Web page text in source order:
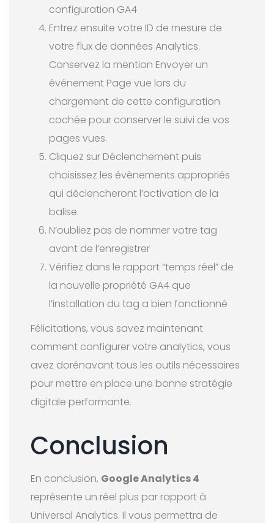
configuration GA4
Entrez ensuite votre ID de mesure de
votre flux de données Analytics.
Conservez la mention Envoyer un
événement Page vue lors du
chargement de cette configuration
cochée pour conserver le suivi de vos
pages vues.
Cliquez sur Déclenchement puis
choisissez les évènements appropriés
qui déclencheront l’activation de la
balise.
N’oubliez pas de nommer votre tag
avant de l’enregistrer
Vérifiez dans le rapport “temps réel” de
la nouvelle propriété GA4 que
l’installation du tag a bien fonctionné
Félicitations, vous savez maintenant
comment configurer votre analytics, vous
avez dorénavant tous les outils nécessaires
pour mettre en place une bonne stratégie
digitale performante.
Conclusion
En conclusion, Google Analytics 4
représente un réel plus par rapport à
Universal Analytics. Il vous permettra de